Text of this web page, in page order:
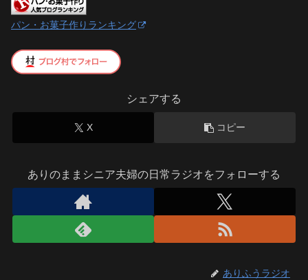
パン・お菓子作りランキング
シェアする
X コピー
ありのままシニア夫婦の日常ラジオをフォローする
ありふうラジオ